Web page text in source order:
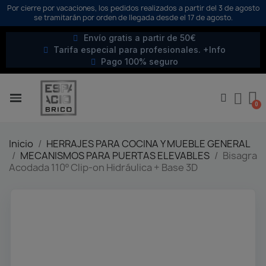
Por cierre por vacaciones, los pedidos realizados a partir del 3 de agosto
se tramitarán por orden de llegada desde el 17 de agosto.
Envío gratis a partir de 50€
Tarifa especial para profesionales. +Info
Pago 100% seguro
Inicio
HERRAJES PARA COCINA Y MUEBLE GENERAL
MECANISMOS PARA PUERTAS ELEVABLES
Bisagra
Acodada 110º Clip-on Hidráulica + Base 3D